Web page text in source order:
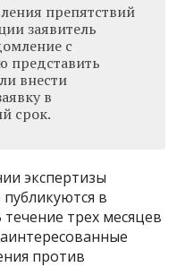
препятствий
заявитель
с
представить
внести
в
срок.
экспертизы
в
трех месяцев
против